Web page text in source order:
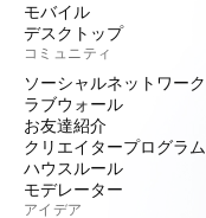
モバイル
デスクトップ
コミュニティ
ソーシャルネットワーク
ラブウォール
お友達紹介
クリエイタープログラム
ハウスルール
モデレーター
アイデア